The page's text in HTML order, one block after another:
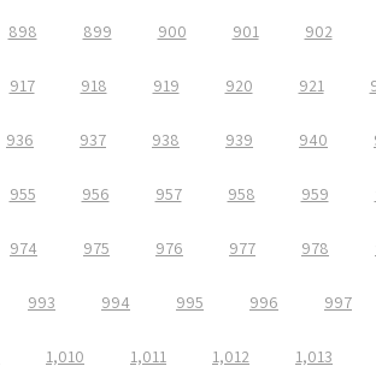
898 899 900 901 902
917 918 919 920 921
936 937 938 939 940
955 956 957 958 959
974 975 976 977 978
993 994 995 996 997
1,010 1,011 1,012 1,013